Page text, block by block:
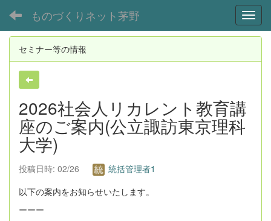
ものづくりネット茅野
セミナー等の情報
2026社会人リカレント教育講
座のご案内(公立諏訪東京理科
大学)
投稿日時: 02/26
統括管理者1
以下の案内をお知らせいたします。
ーーー